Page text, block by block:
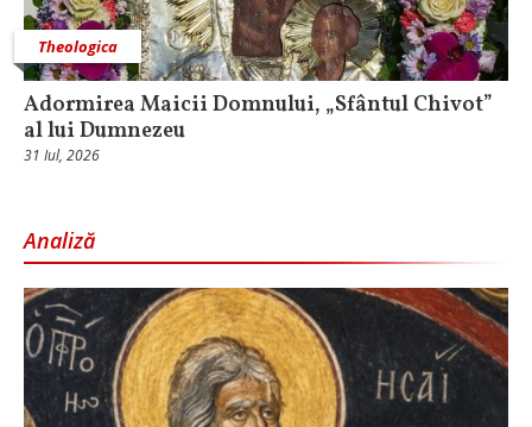
Theologica
Adormirea Maicii Domnului, „Sfântul Chivot”
al lui Dumnezeu
31 Iul, 2026
Analiză